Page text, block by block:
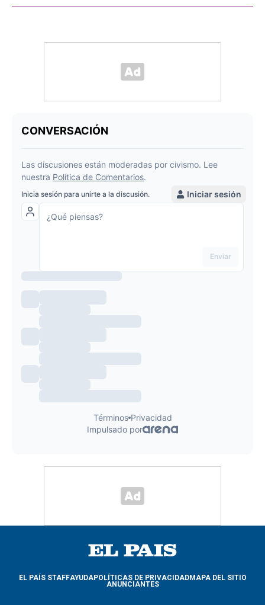
EL PAÍS STAFFAYUDAPOLÍTICAS DE PRIVACIDADMAPA DEL SITIO
ANUNCIANTES